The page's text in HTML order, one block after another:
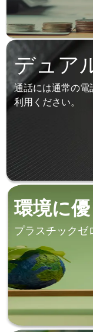
デュア
通話には通常の
利用ください。
環境に
プラスチックゼ